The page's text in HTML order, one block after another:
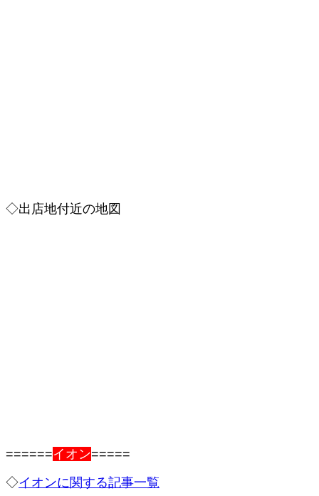
◇出店地付近の地図
======イオン=====
◇イオンに関する記事一覧